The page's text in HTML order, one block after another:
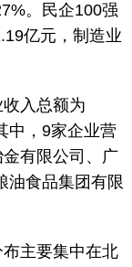
。民企100强
亿元，制造业
入总额为
中，9家企业营
有限公司、广
油食品集团有限
主要集中在北